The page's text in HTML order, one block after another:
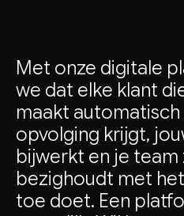
Met onze digitale
we dat elke klant
maakt automatisch
opvolging krijgt,
bijwerkt en je team
bezighoudt met het
toe doet. Een